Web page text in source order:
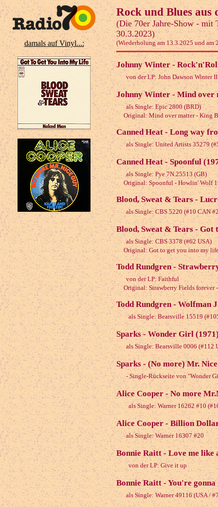
damals auf Vinyl...:
Rock und Blues aus
(Die 70er Jahre-Show - mit
30.3.2023)
(Wiederholung am 13.3.2025 und am
Johnny Winter -
von der LP: John Dawson Winter
Johnny Winter - Mind over
als Single: Epic 2800 (BRD)
Original: Mind over matter - King
Canned Heat - Long way
als Single: United Artists 35279
Canned Heat - Spoonful
als Single: Pye 7N.25513 (GB)
Original: Spoonful - Howlin' Wolf
Blood, Sweat & Tears -
als Single: CBS 5220 (#10 CAN
Blood, Sweat & Tears -
als Single: CBS 3378 (#62 USA)
Original: Got to get you into my life
Todd Rundgren -
von der LP: Faithful
Original: Strawberry Fields forever -
Todd Rundgren - Wolfman
als Single: Bearsville 15519
Sparks - Wonder Girl
als Single: Bearsville 0006 (#112
Sparks - (No more) Mr.
- Single-Rückseite von "Wonder
Alice Cooper - No more
als Single: Warner 16262 #10
Alice Cooper - Billion
als Single: Warner 16307 #20
Bonnie Raitt - Love me like
von der LP: Give it up
Bonnie Raitt - You're
als Single: Warner 49116 (USA /